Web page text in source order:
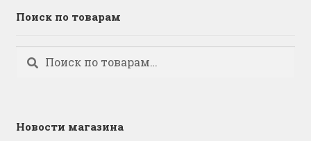
Поиск по товарам
Искать:
Поиск
Новости магазина